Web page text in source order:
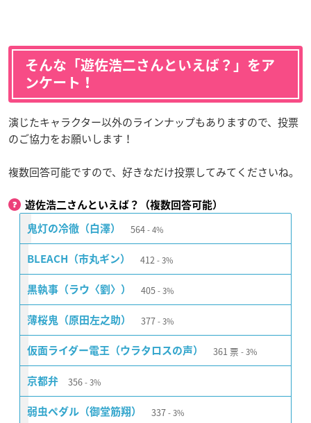
そんな「遊佐浩二さんといえば？」をア
ンケート！
演じたキャラクター以外のラインナップもありますので、投票
のご協力をお願いします！
複数回答可能ですので、好きなだけ投票してみてくださいね。
遊佐浩二さんといえば？（複数回答可能）
鬼灯の冷徹（白澤） 564 4%
BLEACH（市丸ギン） 412 3%
黒執事（ラウ〈劉〉） 405 3%
薄桜鬼（原田左之助） 377 3%
仮面ライダー電王（ウラタロスの声） 361 票 3%
京都弁 356 3%
弱虫ペダル（御堂筋翔） 337 3%